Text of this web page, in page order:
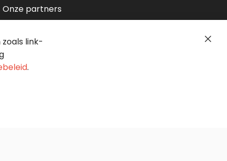
Onze partners
link-
.